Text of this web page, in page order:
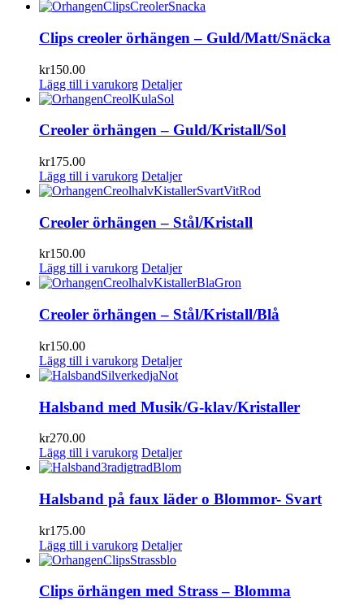
Clips creoler örhängen – Guld/Matt/Snäcka
kr150.00
Lägg till i varukorg Detaljer
Creoler örhängen – Guld/Kristall/Sol
kr175.00
Lägg till i varukorg Detaljer
Creoler örhängen – Stål/Kristall
kr150.00
Lägg till i varukorg Detaljer
Creoler örhängen – Stål/Kristall/Blå
kr150.00
Lägg till i varukorg Detaljer
Halsband med Musik/G-klav/Kristaller
kr270.00
Lägg till i varukorg Detaljer
Halsband på faux läder o Blommor- Svart
kr175.00
Lägg till i varukorg Detaljer
Clips örhängen med Strass – Blomma